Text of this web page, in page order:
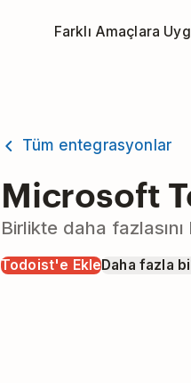
Farklı Amaçlara
Tüm entegrasyonlar
Microsoft
Birlikte daha
Todoist'e EkleDaha fazla